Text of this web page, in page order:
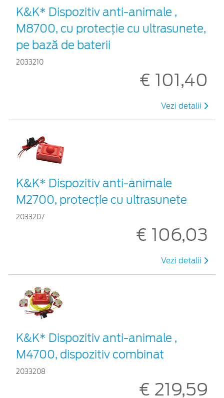
K&K* Dispozitiv anti-animale ,
M8700, cu protecție cu ultrasunete,
pe bază de baterii
2033210
€ 101,40
Vezi detalii
K&K* Dispozitiv anti-animale
M2700, protecție cu ultrasunete
2033207
€ 106,03
Vezi detalii
K&K* Dispozitiv anti-animale ,
M4700, dispozitiv combinat
2033208
€ 219,59